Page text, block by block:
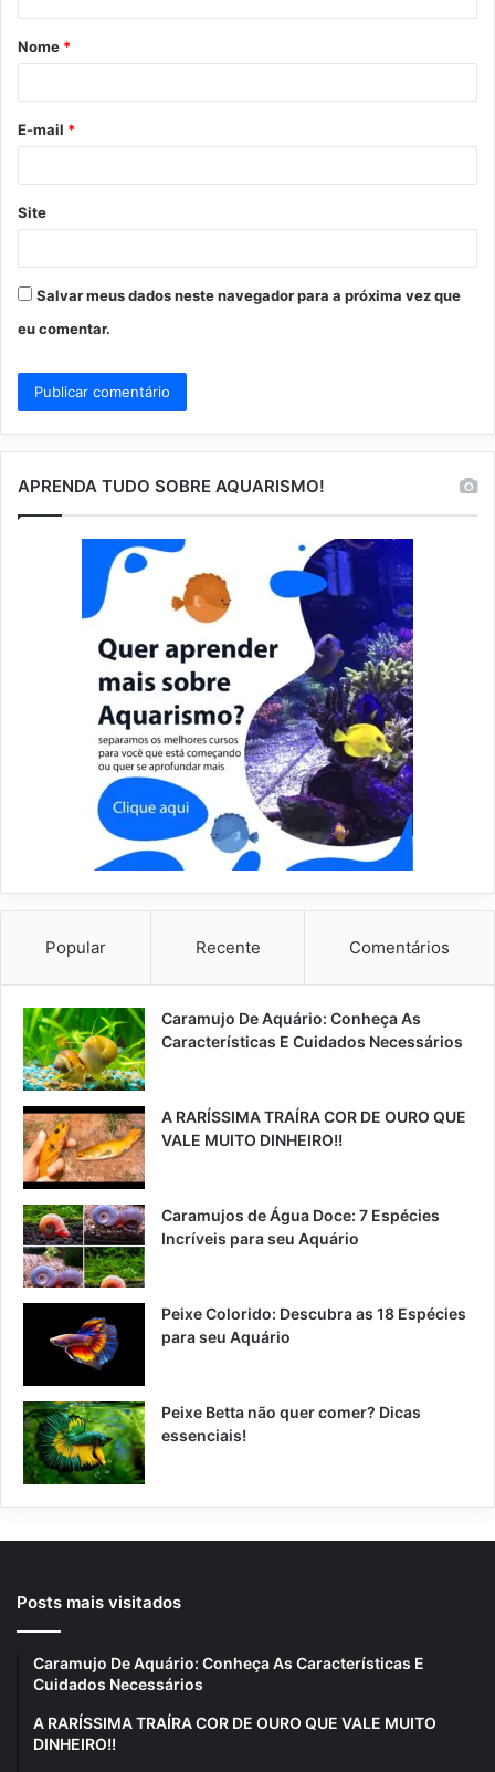
á
r
*
Nome *
E-mail *
Site
Salvar meus dados neste navegador para a próxima vez que
eu comentar.
APRENDA TUDO SOBRE AQUARISMO!
Popular Recente Comentários
Caramujo De Aquário: Conheça As
Características E Cuidados Necessários
A RARÍSSIMA TRAÍRA COR DE OURO QUE
VALE MUITO DINHEIRO!!
Caramujos de Água Doce: 7 Espécies
Incríveis para seu Aquário
Peixe Colorido: Descubra as 18 Espécies
para seu Aquário
Peixe Betta não quer comer? Dicas
essenciais!
Posts mais visitados
Caramujo De Aquário: Conheça As Características E
Cuidados Necessários
A RARÍSSIMA TRAÍRA COR DE OURO QUE VALE MUITO
DINHEIRO!!